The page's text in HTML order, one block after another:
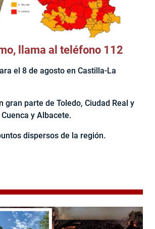
llama al teléfono 112
el 8 de agosto en Castilla-La
gran parte de Toledo, Ciudad Real y
y Albacete.
dispersos de la región.